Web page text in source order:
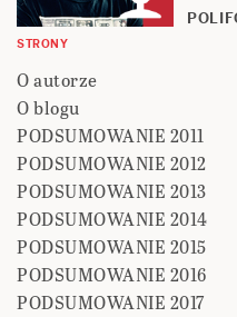
STRONY
O autorze
O blogu
PODSUMOWANIE 2011
PODSUMOWANIE 2012
PODSUMOWANIE 2013
PODSUMOWANIE 2014
PODSUMOWANIE 2015
PODSUMOWANIE 2016
PODSUMOWANIE 2017